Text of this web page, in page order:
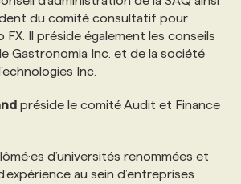
du comité consultatif pour
FX. Il préside également les conseils
Gastronomia Inc. et de la société
Inc.
préside le comité Audit et Finance
d’universités renommées et
au sein d’entreprises